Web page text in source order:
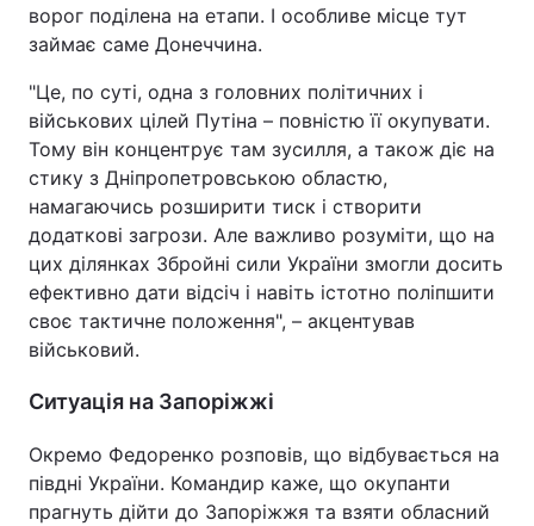
ворог поділена на етапи. І особливе місце тут
займає саме Донеччина.
"Це, по суті, одна з головних політичних і
військових цілей Путіна – повністю її окупувати.
Тому він концентрує там зусилля, а також діє на
стику з Дніпропетровською областю,
намагаючись розширити тиск і створити
додаткові загрози. Але важливо розуміти, що на
цих ділянках Збройні сили України змогли досить
ефективно дати відсіч і навіть істотно поліпшити
своє тактичне положення", – акцентував
військовий.
Ситуація на Запоріжжі
Окремо Федоренко розповів, що відбувається на
півдні України. Командир каже, що окупанти
прагнуть дійти до Запоріжжя та взяти обласний